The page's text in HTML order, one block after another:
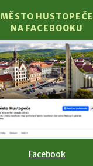
MĚSTO HUSTOPEČE
NA FACEBOOKU
Facebook